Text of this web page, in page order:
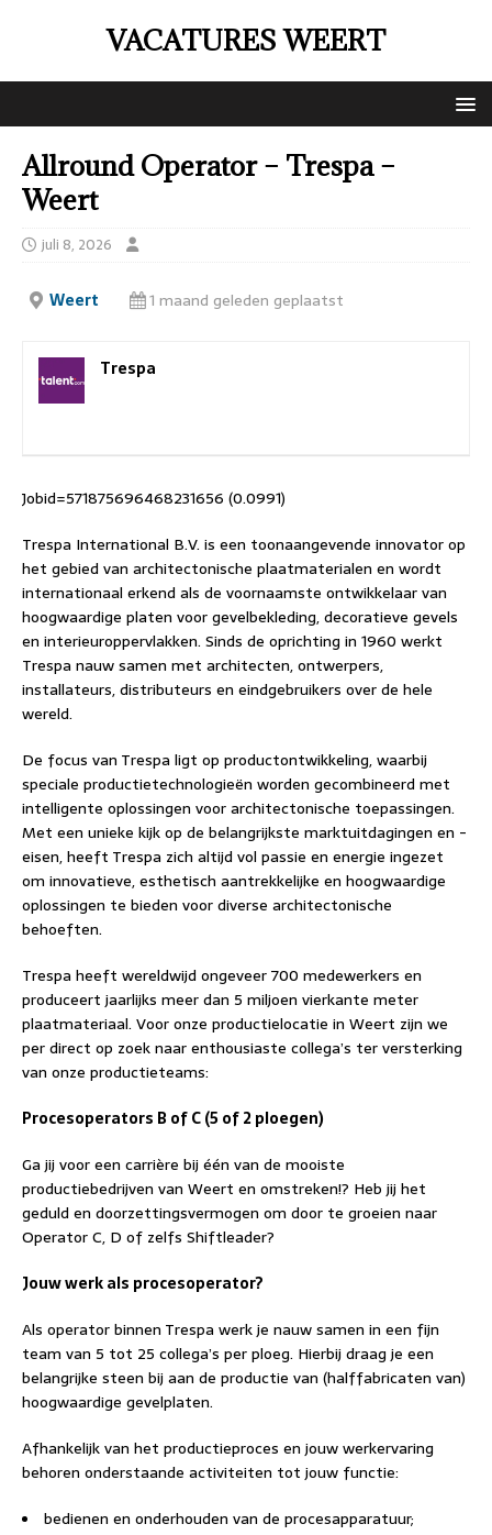
VACATURES WEERT
Allround Operator – Trespa –
Weert
juli 8, 2026
Weert 1 maand geleden geplaatst
Trespa
Jobid=571875696468231656 (0.0991)
Trespa International B.V. is een toonaangevende innovator op
het gebied van architectonische plaatmaterialen en wordt
internationaal erkend als de voornaamste ontwikkelaar van
hoogwaardige platen voor gevelbekleding, decoratieve gevels
en interieuroppervlakken. Sinds de oprichting in 1960 werkt
Trespa nauw samen met architecten, ontwerpers,
installateurs, distributeurs en eindgebruikers over de hele
wereld.
De focus van Trespa ligt op productontwikkeling, waarbij
speciale productietechnologieën worden gecombineerd met
intelligente oplossingen voor architectonische toepassingen.
Met een unieke kijk op de belangrijkste marktuitdagingen en -
eisen, heeft Trespa zich altijd vol passie en energie ingezet
om innovatieve, esthetisch aantrekkelijke en hoogwaardige
oplossingen te bieden voor diverse architectonische
behoeften.
Trespa heeft wereldwijd ongeveer 700 medewerkers en
produceert jaarlijks meer dan 5 miljoen vierkante meter
plaatmateriaal. Voor onze productielocatie in Weert zijn we
per direct op zoek naar enthousiaste collega’s ter versterking
van onze productieteams:
Procesoperators B of C (5 of 2 ploegen)
Ga jij voor een carrière bij één van de mooiste
productiebedrijven van Weert en omstreken!? Heb jij het
geduld en doorzettingsvermogen om door te groeien naar
Operator C, D of zelfs Shiftleader?
Jouw werk als procesoperator?
Als operator binnen Trespa werk je nauw samen in een fijn
team van 5 tot 25 collega’s per ploeg. Hierbij draag je een
belangrijke steen bij aan de productie van (halffabricaten van)
hoogwaardige gevelplaten.
Afhankelijk van het productieproces en jouw werkervaring
behoren onderstaande activiteiten tot jouw functie:
bedienen en onderhouden van de procesapparatuur;